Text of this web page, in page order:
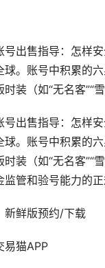
号出售指导：怎样
球。账号中积累的
时装（如“无名客”“
号出售指导：怎样
球。账号中积累的
时装（如“无名客”“
监管和验号能力的
新鲜版预约/下载
易猫APP